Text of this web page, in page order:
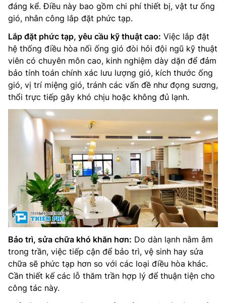
đáng kể. Điều này bao gồm chi phí thiết bị, vật tư ống
gió, nhân công lắp đặt phức tạp.
Lắp đặt phức tạp, yêu cầu kỹ thuật cao: Việc lắp đặt
hệ thống điều hòa nối ống gió đòi hỏi đội ngũ kỹ thuật
viên có chuyên môn cao, kinh nghiệm dày dặn để đảm
bảo tính toán chính xác lưu lượng gió, kích thước ống
gió, vị trí miệng gió, tránh các vấn đề như đọng sương,
thổi trực tiếp gây khó chịu hoặc không đủ lạnh.
Bảo trì, sửa chữa khó khăn hơn: Do dàn lạnh nằm âm
trong trần, việc tiếp cận để bảo trì, vệ sinh hay sửa
chữa sẽ phức tạp hơn so với các loại điều hòa khác.
Cần thiết kế các lỗ thăm trần hợp lý để thuận tiện cho
công tác này.